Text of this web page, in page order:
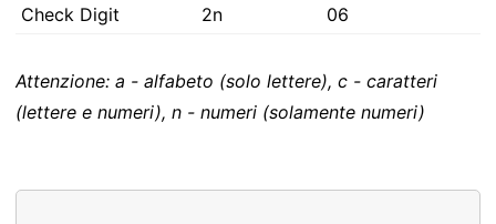
Check Digit
2n 06
Attenzione: a - alfabeto (solo lettere), c - caratteri
(lettere e numeri), n - numeri (solamente numeri)